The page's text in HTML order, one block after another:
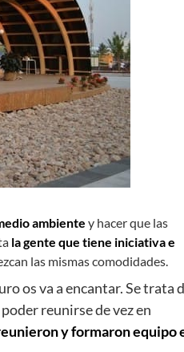
ambiente y hacer que las
la gente que tiene iniciativa e
las mismas comodidades.